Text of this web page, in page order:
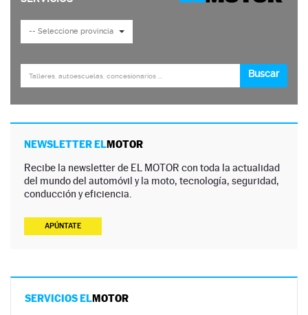
NEWSLETTER ELMOTOR
Recibe la newsletter de EL MOTOR con toda la actualidad
del mundo del automóvil y la moto, tecnología, seguridad,
conducción y eficiencia.
APÚNTATE
SERVICIOS ELMOTOR